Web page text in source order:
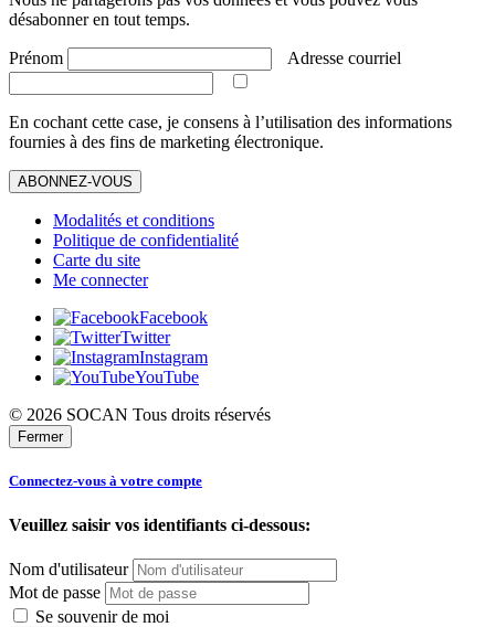
désabonner en tout temps.
Prénom Adresse courriel
En cochant cette case, je consens à l’utilisation des informations
fournies à des fins de marketing électronique.
ABONNEZ-VOUS
Modalités et conditions
Politique de confidentialité
Carte du site
Me connecter
Facebook
Twitter
Instagram
YouTube
© 2026 SOCAN Tous droits réservés
Fermer
Connectez-vous à votre compte
Veuillez saisir vos identifiants ci-dessous:
Nom d'utilisateur
Mot de passe
Se souvenir de moi